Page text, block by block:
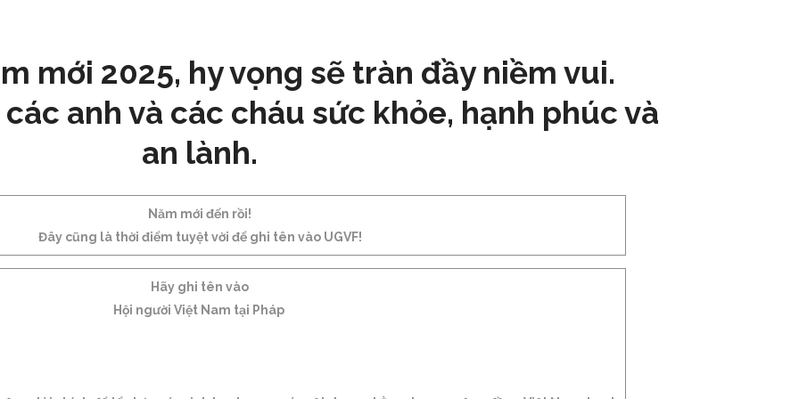
mới 2025, hy vọng sẽ tràn đầy niềm vui.
anh và các cháu sức khỏe, hạnh phúc và
an lành.
Năm mới đến rồi!
Đây cũng là thời điểm tuyệt vời để ghi tên vào UGVF!
Hãy ghi tên vào
Hội người Việt Nam tại Pháp ­